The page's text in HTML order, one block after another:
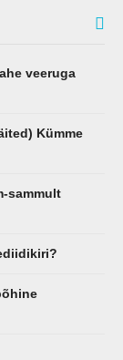
veeruga
Kümme
sammult